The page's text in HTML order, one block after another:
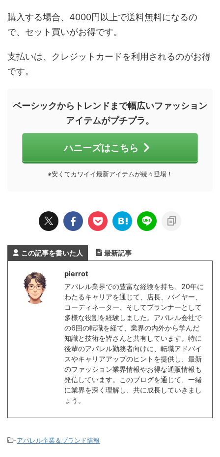
購入する場合、4000円以上で送料無料になるの
で、セット買いがお得です。
支払いは、クレジットカードを利用されるのがお得
です。
ベーシックからトレンドまで幅広いファッション
アイテムがプチプラ。
ハニーズはこちら
※安くてカワイイ最新アイテムが続々登場！
この記事を書いた人 最新記事
pierrot
アパレル業界での豊富な経験を持ち、20年に
わたるキャリアを通じて、店長、バイヤー、
コーディネーター、そしてプランナーとして
多様な役割を経験しました。アパレル会社で
の6回の転職を経て、業界の内外から学んだ
知識と技術を皆さんと共有しています。特に
後輩のアパレル勤務者向けに、転職アドバイ
スやキャリアアップのヒントを提供し、最新
のファッション業界情報やお得な通販情報も
発信しています。このブログを通じて、一緒
に業界を深く理解し、共に成長していきまし
ょう。
-アパレル企業＆ブランド情報